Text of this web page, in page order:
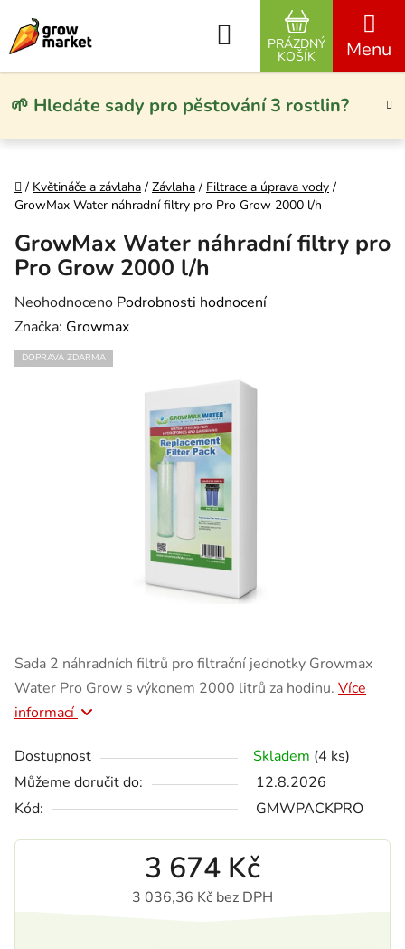
🌱 Hledáte sady pro pěstování 3 rostlin?
Hledat
NÁKUPNÍ
PRÁZDNÝ
KOŠÍK
Domů
/ Květináče a závlaha / Závlaha / Filtrace a úprava vody /
GrowMax Water náhradní filtry pro Pro Grow 2000 l/h
Sada 2 náhradních filtrů pro filtrační jednotky Growmax
Water Pro Grow s výkonem 2000 litrů za hodinu. Více
informací
Dostupnost Skladem (4 ks)
Můžeme doručit do:
12.8.2026
Kód:
GMWPACKPRO
3 674 Kč
3 036,36 Kč bez DPH
GrowMax Water náhradní filtry pro
Pro Grow 2000 l/h
Průměrné hodnocení produktu je 0,0 z 5 hvězdiček.
Neohodnoceno Podrobnosti hodnocení
Značka: Growmax
DOPRAVA ZDARMA